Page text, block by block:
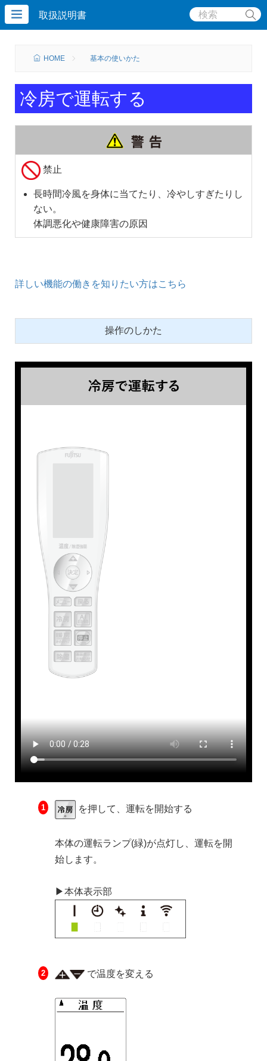
取扱説明書
HOME 基本の使いかた
冷房で運転する
禁止
長時間冷風を身体に当てたり、冷やしすぎたりし
ない。
体調悪化や健康障害の原因
詳しい機能の働きを知りたい方はこちら
操作のしかた
を押して、運転を開始する
本体の運転ランプ(緑)が点灯し、運転を開
始します。
▶本体表示部
で温度を変える